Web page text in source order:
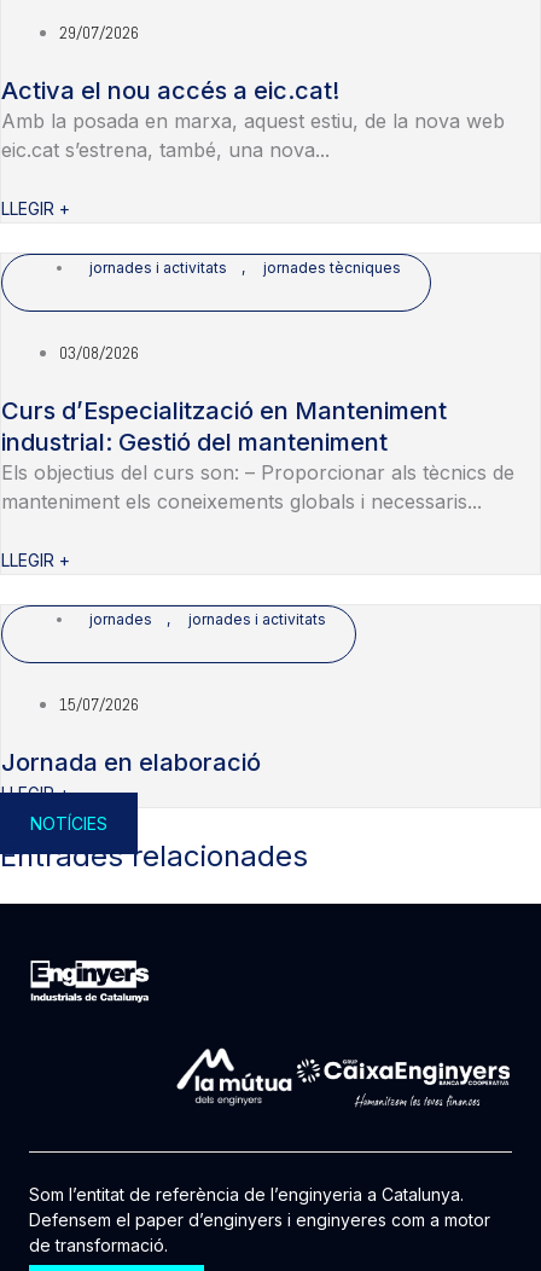
29/07/2026
Activa el nou accés a eic.cat!
Amb la posada en marxa, aquest estiu, de la nova web
eic.cat s’estrena, també, una nova...
LLEGIR +
jornades i activitats , jornades tècniques
03/08/2026
Curs d’Especialització en Manteniment
industrial: Gestió del manteniment
Els objectius del curs son: – Proporcionar als tècnics de
manteniment els coneixements globals i necessaris...
LLEGIR +
jornades , jornades i activitats
15/07/2026
Jornada en elaboració
LLEGIR +
NOTÍCIES
Entrades relacionades
Som l’entitat de referència de l’enginyeria a Catalunya.
Defensem el paper d’enginyers i enginyeres com a motor
de transformació.